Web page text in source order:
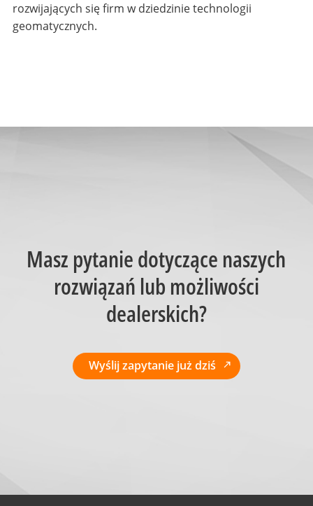
rozwijających się firm w dziedzinie technologii
geomatycznych.
Masz pytanie dotyczące naszych
rozwiązań lub możliwości
dealerskich?
Wyślij zapytanie już dziś